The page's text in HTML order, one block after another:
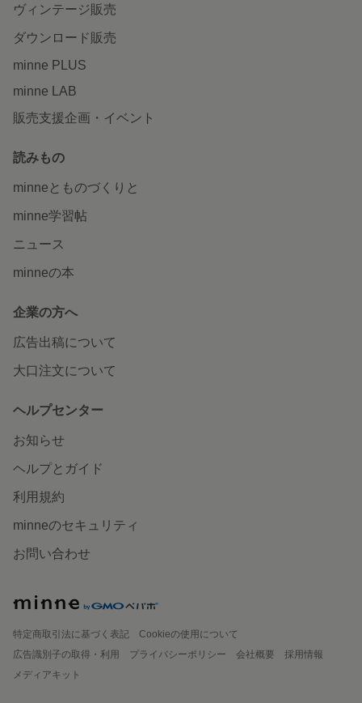
ヴィンテージ販売
ダウンロード販売
minne PLUS
minne LAB
販売支援企画・イベント
読みもの
minneとものづくりと
minne学習帖
ニュース
minneの本
企業の方へ
広告出稿について
大口注文について
ヘルプセンター
お知らせ
ヘルプとガイド
利用規約
minneのセキュリティ
お問い合わせ
特定商取引法に基づく表記
Cookieの使用について
広告識別子の取得・利用
プライバシーポリシー 会社概要
採用情報
メディアキット